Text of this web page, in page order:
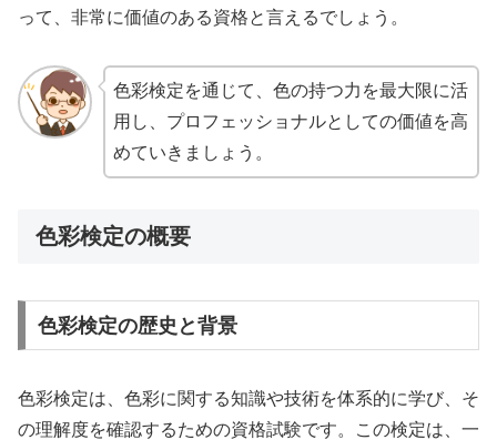
って、非常に価値のある資格と言えるでしょう。
色彩検定を通じて、色の持つ力を最大限に活
用し、プロフェッショナルとしての価値を高
めていきましょう。
色彩検定の概要
色彩検定の歴史と背景
色彩検定は、色彩に関する知識や技術を体系的に学び、そ
の理解度を確認するための資格試験です。この検定は、一